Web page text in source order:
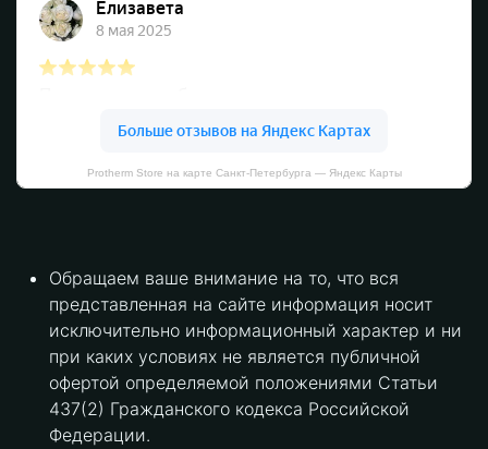
Protherm Store на карте Санкт‑Петербурга — Яндекс Карты
Обращаем ваше внимание на то, что вся
представленная на сайте информация носит
исключительно информационный характер и ни
при каких условиях не является публичной
офертой определяемой положениями Статьи
437(2) Гражданского кодекса Российской
Федерации.